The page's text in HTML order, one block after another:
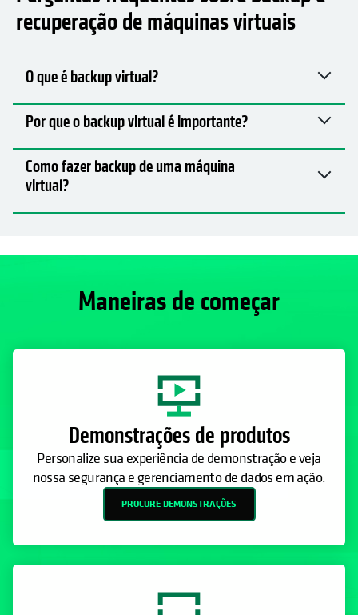
Como fazer backup de uma máquina
Maneiras de começar
Demonstrações de produtos
Personalize sua experiência de demonstração e veja
30 dias de teste gratuito
TESTE AGORA